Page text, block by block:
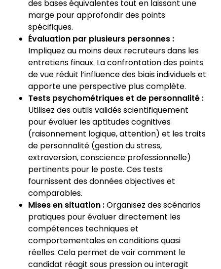
des bases équivalentes tout en laissant une
marge pour approfondir des points
spécifiques.
Évaluation par plusieurs personnes :
Impliquez au moins deux recruteurs dans les
entretiens finaux. La confrontation des points
de vue réduit l’influence des biais individuels et
apporte une perspective plus complète.
Tests psychométriques et de personnalité :
Utilisez des outils validés scientifiquement
pour évaluer les aptitudes cognitives
(raisonnement logique, attention) et les traits
de personnalité (gestion du stress,
extraversion, conscience professionnelle)
pertinents pour le poste. Ces tests
fournissent des données objectives et
comparables.
Mises en situation :Organisez des scénarios
pratiques pour évaluer directement les
compétences techniques et
comportementales en conditions quasi
réelles. Cela permet de voir comment le
candidat réagit sous pression ou interagit